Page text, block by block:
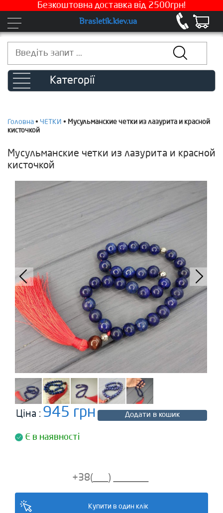
Безкоштовна доставка від 2500грн!
Brasletik.kiev.ua
Категорії
Головна • ЧЕТКИ • Мусульманские четки из лазурита и красной
кисточкой
Мусульманские четки из лазурита и красной
кисточкой
Ціна : 945 грн Додати в кошик
Є в наявності